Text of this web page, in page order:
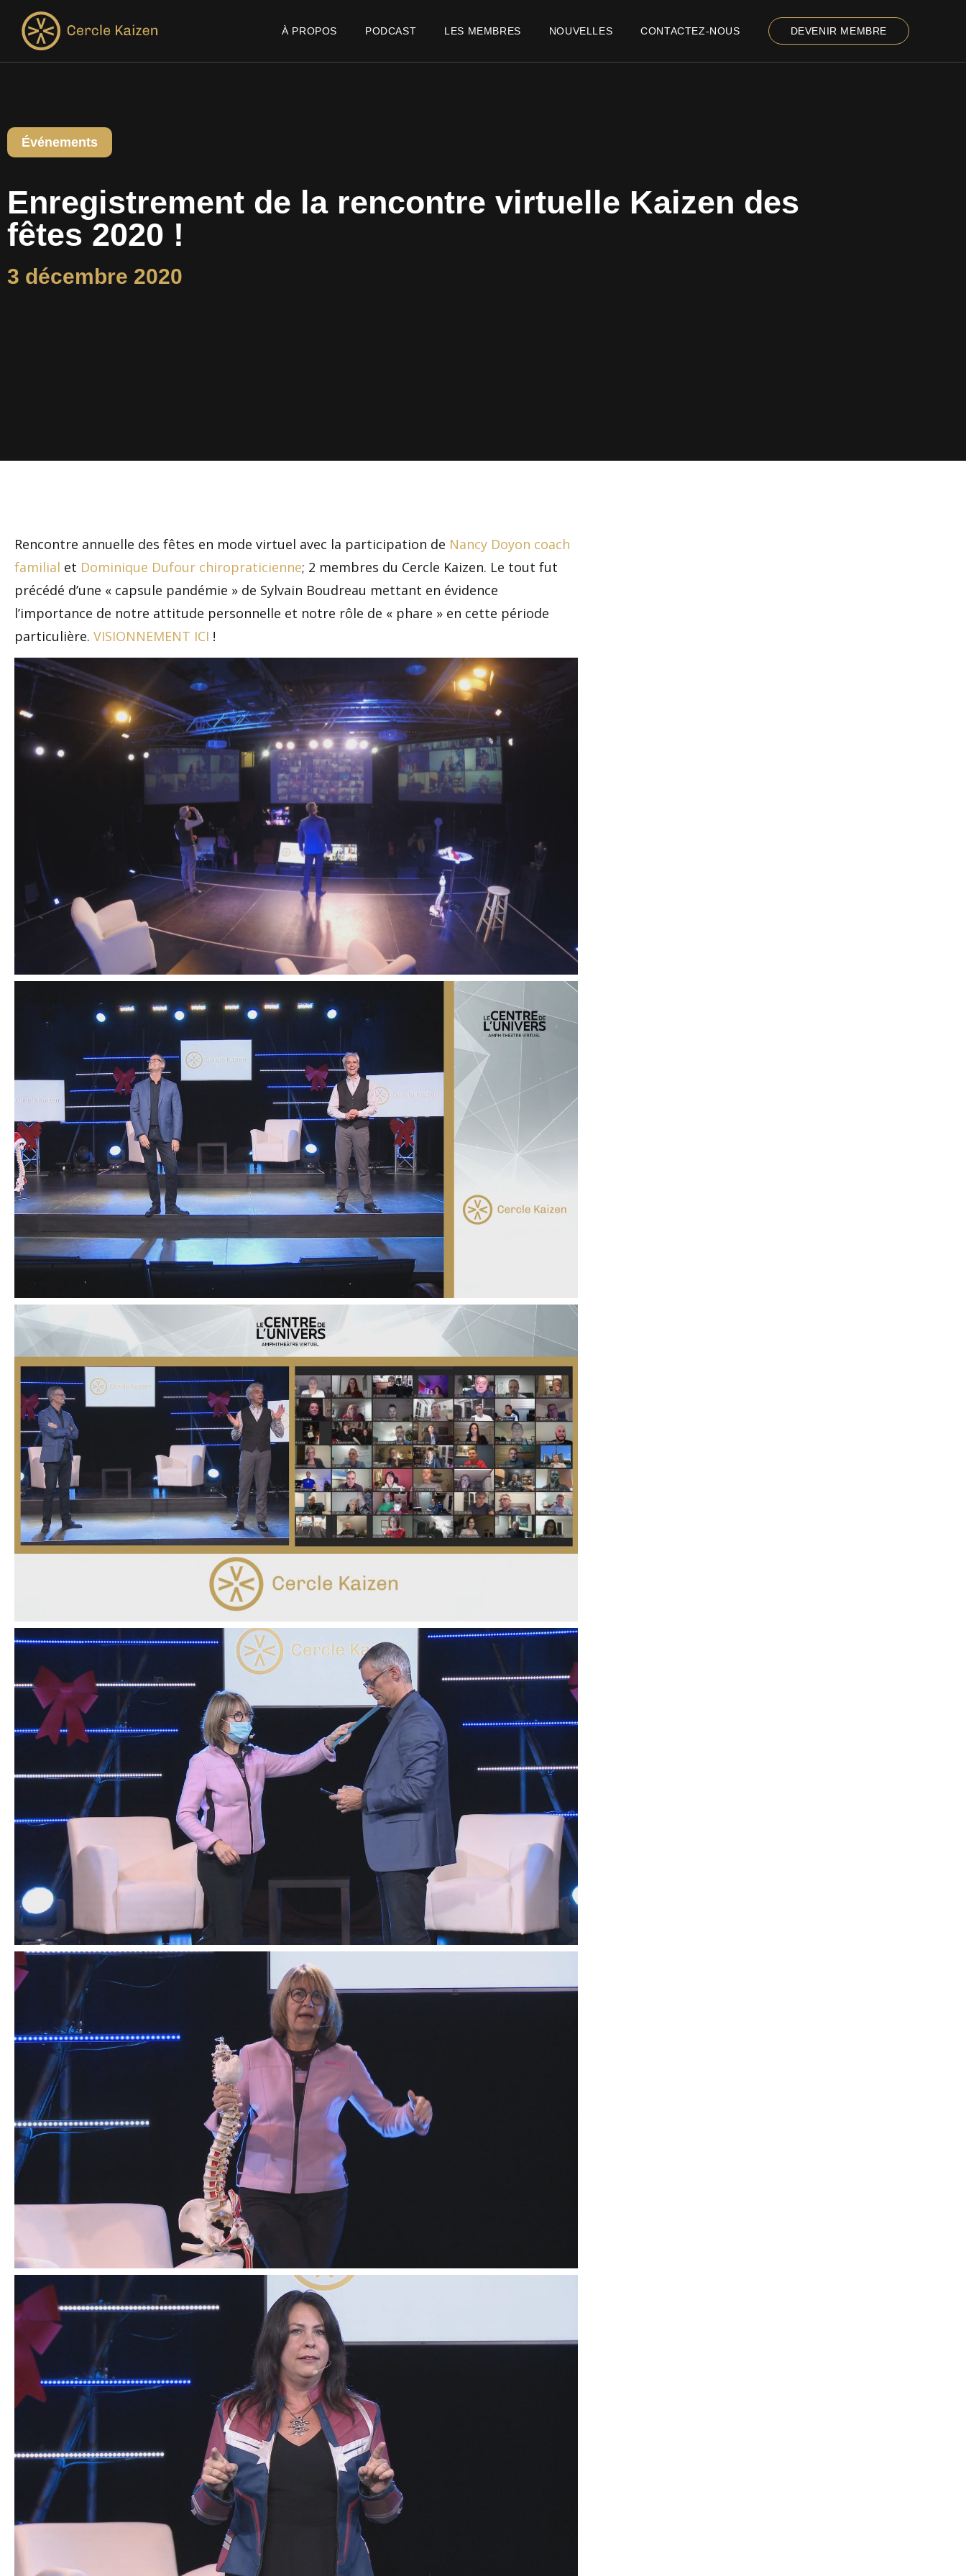
À PROPOS PODCAST LES MEMBRES NOUVELLES CONTACTEZ-NOUS DEVENIR MEMBRE
Événements
Enregistrement de la rencontre virtuelle Kaizen des
fêtes 2020 !
3 décembre 2020
Rencontre annuelle des fêtes en mode virtuel avec la participation de Nancy Doyon coach
familial et Dominique Dufour chiropraticienne; 2 membres du Cercle Kaizen. Le tout fut
précédé d’une « capsule pandémie » de Sylvain Boudreau mettant en évidence
l’importance de notre attitude personnelle et notre rôle de « phare » en cette période
particulière. VISIONNEMENT ICI !